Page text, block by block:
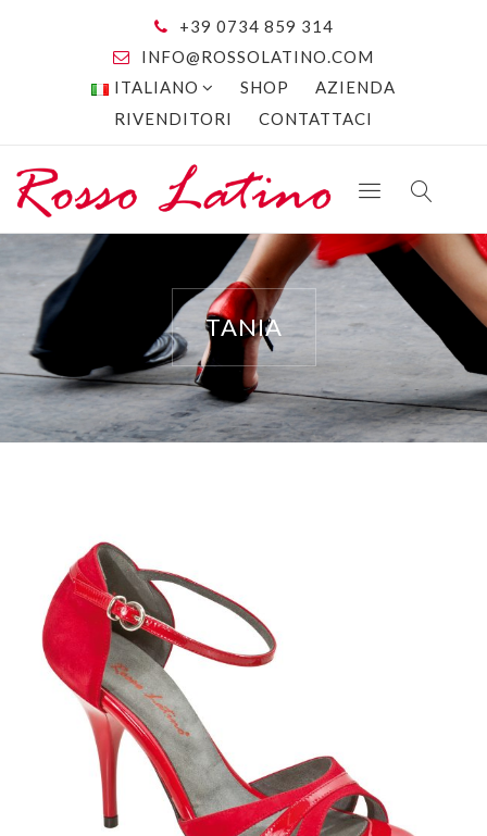
+39 0734 859 314
INFO@ROSSOLATINO.COM
ITALIANO
SHOP
AZIENDA
RIVENDITORI
CONTATTACI
TANIA